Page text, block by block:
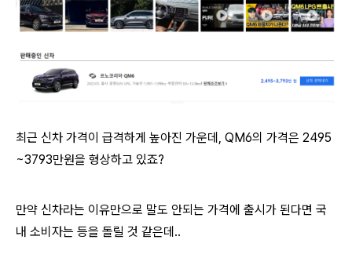
최근 신차 가격이 급격하게 높아진 가운데, QM6의 가격은 2495
~3793만원을 형상하고 있죠?
만약 신차라는 이유만으로 말도 안되는 가격에 출시가 된다면 국
내 소비자는 등을 돌릴 것 같은데..